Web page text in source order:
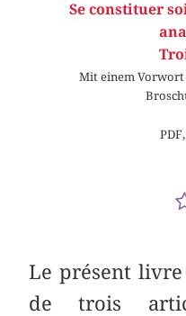
Se constituer
Mit einem Vorwort
Le présent
de trois